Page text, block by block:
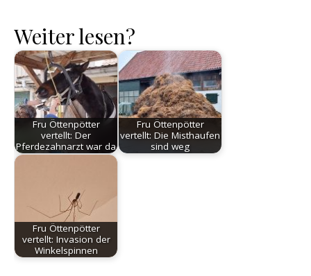
Weiter lesen?
Fru Öttenpötter
vertellt: Der
Pferdezahnarzt war da
Fru Öttenpötter
vertellt: Die Misthaufen
sind weg
Fru Öttenpötter
vertellt: Invasion der
Winkelspinnen